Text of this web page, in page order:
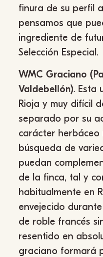
finura de su perfil
pensamos que
ingrediente de
Selección Especial.
WMC Graciano
Valdebellón). Esta
Rioja y muy difícil
separado por su
carácter
búsqueda de
puedan
de la finca, tal y
habitualmente en
envejecido
de roble francés
resentido en
graciano formará